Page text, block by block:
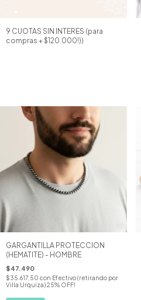
9 CUOTAS SIN INTERES (para
compras + $120.000!))
GARGANTILLA PROTECCION
(HEMATITE) - HOMBRE
$47.490
$35.617,50 con Efectivo (retirando por
Villa Urquiza) 25% OFF!